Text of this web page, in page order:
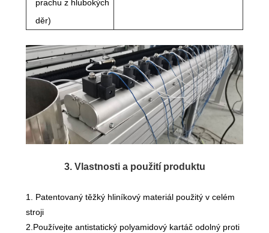
prachu z hlubokých
děr)
3. Vlastnosti a použití produktu
1. Patentovaný těžký hliníkový materiál použitý v celém
stroji
2.Používejte antistatický polyamidový kartáč odolný proti